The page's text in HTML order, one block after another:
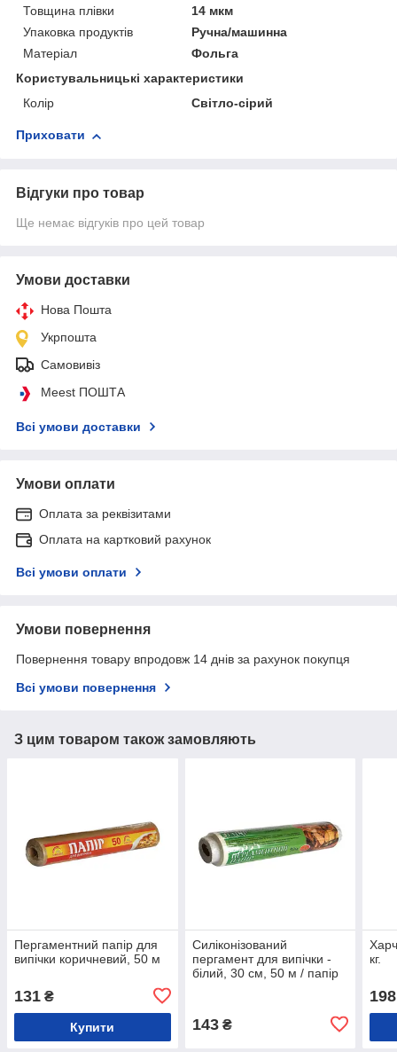
Товщина плівки
14 мкм
Упаковка продуктів
Ручна/машинна
Матеріал
Фольга
Користувальницькі характеристики
Колір
Світло-сірий
Приховати
Відгуки про товар
Ще немає відгуків про цей товар
Умови доставки
Нова Пошта
Укрпошта
Самовивіз
Meest ПОШТА
Всі умови доставки
Умови оплати
Оплата за реквізитами
Оплата на картковий рахунок
Всі умови оплати
Умови повернення
Повернення товару впродовж 14 днів за рахунок покупця
Всі умови повернення
З цим товаром також замовляють
Пергаментний папір для
випічки коричневий, 50 м
131 ₴
Купити
Силіконізований
пергамент для випічки -
білий, 30 см, 50 м / папір
143₴
кг.
198